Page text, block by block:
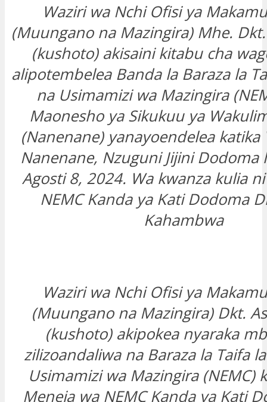
Waziri wa Nchi Ofisi ya
(Muungano na Mazingira) Mhe.
(kushoto) akisaini kitabu cha
alipotembelea Banda la Baraza la
na Usimamizi wa Mazingira
Maonesho ya Sikukuu ya
(Nanenane) yanayoendelea katika
Nanenane, Nzuguni Jijini Dodoma
Agosti 8, 2024. Wa kwanza kulia
NEMC Kanda ya Kati Dodoma
Kahambwa
Waziri wa Nchi Ofisi ya
(Muungano na Mazingira) Dkt.
(kushoto) akipokea nyaraka
zilizoandaliwa na Baraza la Taifa
Usimamizi wa Mazingira (NEMC)
Meneja wa NEMC Kanda ya Kati